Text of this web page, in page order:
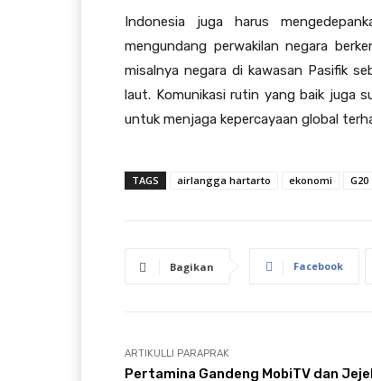
Indonesia juga harus
mengundang perwakilan negara
misalnya negara di kawasan Pasifik
laut. Komunikasi rutin yang baik juga
untuk menjaga kepercayaan global
TAGS airlangga hartarto ekonomi G20
Bagikan Facebook
ARTIKULLI PARAPRAK
Pertamina Gandeng MobiTV dan